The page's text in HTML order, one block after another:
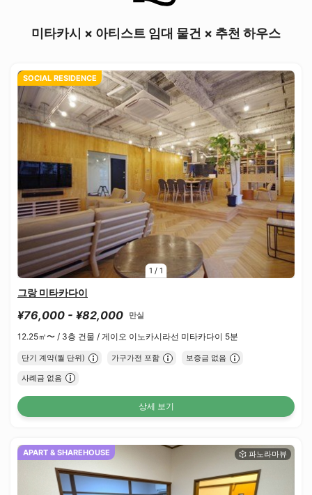
미타카시 × 아티스트 임대 물건 × 추천 하우스
1 / 1
SOCIAL RESIDENCE
그랑 미타카다이
¥76,000 - ¥82,000 만실
12.25㎡〜 / 3층 건물 / 게이오 이노카시라선 미타카다이 5분
단기 계약(월 단위) 가구가전 포함 보증금 없음
사례금 없음
상세 보기
APART & SHAREHOUSE